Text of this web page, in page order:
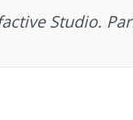
Studio.